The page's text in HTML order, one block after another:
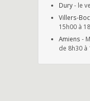
Dury- le
Villers-
15h00 à
Amiens -
de 8h30 à